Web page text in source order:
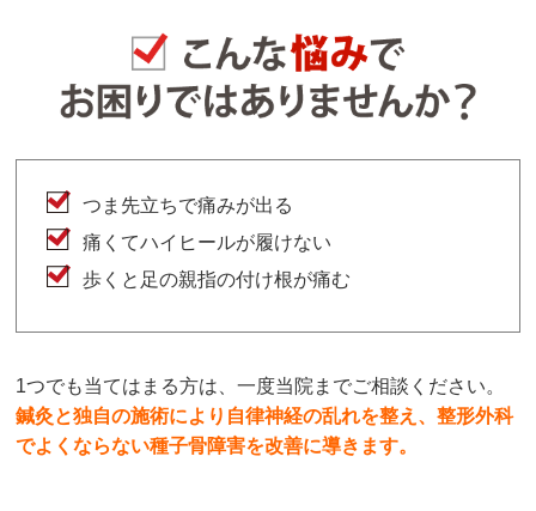
つま先立ちで痛みが出る
痛くてハイヒールが履けない
歩くと足の親指の付け根が痛む
1つでも当てはまる方は、一度当院までご相談ください。
鍼灸と独自の施術により自律神経の乱れを整え、整形外科
でよくならない種子骨障害を改善に導きます。